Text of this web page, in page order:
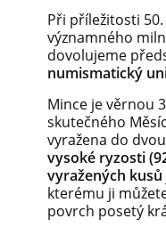
Při příležitosti
významného
dovolujeme
numismatický
Mince je věrnou
skutečného
vyražena do
vysoké ryzosti
vyražených kusů
kterému ji
povrch posetý